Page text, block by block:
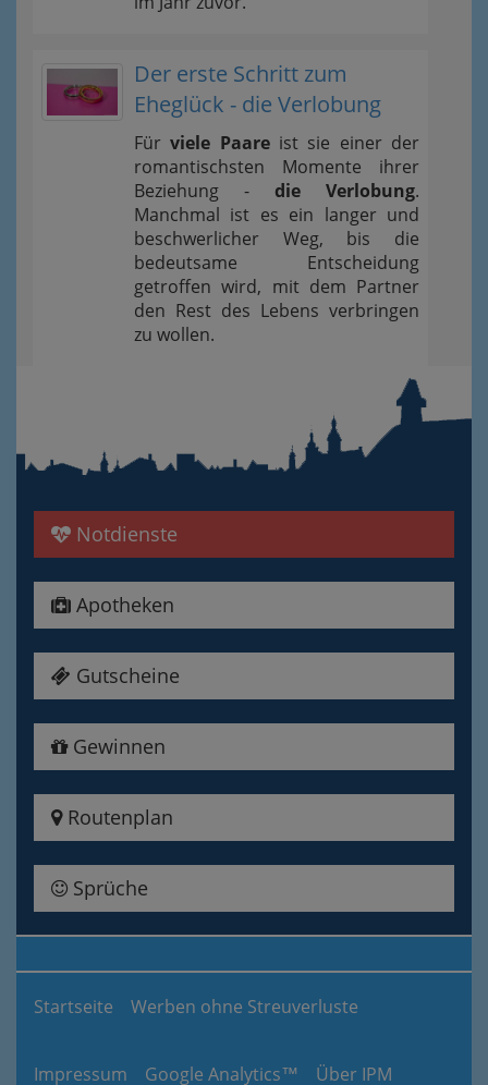
Der erste Schritt zum
Eheglück - die Verlobung
Fürviele Paareist sie einer der
romantischsten Momente ihrer
Beziehung - die Verlobung.
Manchmal ist es ein langer und
beschwerlicher Weg, bis die
bedeutsame Entscheidung
getroffen wird, mit dem Partner
den Rest des Lebens verbringen
zu wollen.
Notdienste
Apotheken
Gutscheine
Gewinnen
Routenplan
Sprüche
Startseite Werben ohne Streuverluste
Impressum Google Analytics™ Über IPM